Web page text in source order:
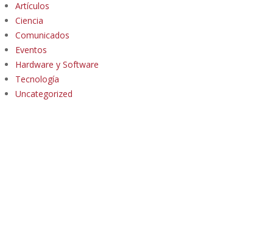
Artículos
Ciencia
Comunicados
Eventos
Hardware y Software
Tecnología
Uncategorized